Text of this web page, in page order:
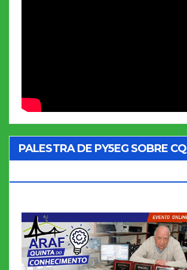
PALESTRA DE PY5EG SOBRE CQ